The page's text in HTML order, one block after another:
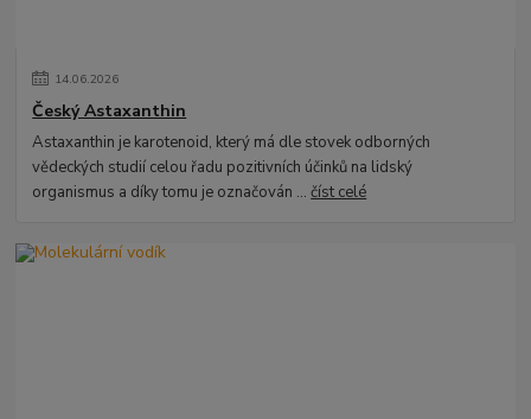
14.06.2026
Český Astaxanthin
Astaxanthin je karotenoid, který má dle stovek odborných
vědeckých studií celou řadu pozitivních účinků na lidský
organismus a díky tomu je označován ...číst celé